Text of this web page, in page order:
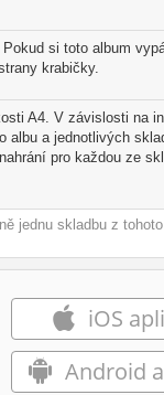
si toto album
krabičky.
A4. V závislosti na
albu a jednotlivých
pro každou ze
jednu skladbu z tohoto
iOS
Android